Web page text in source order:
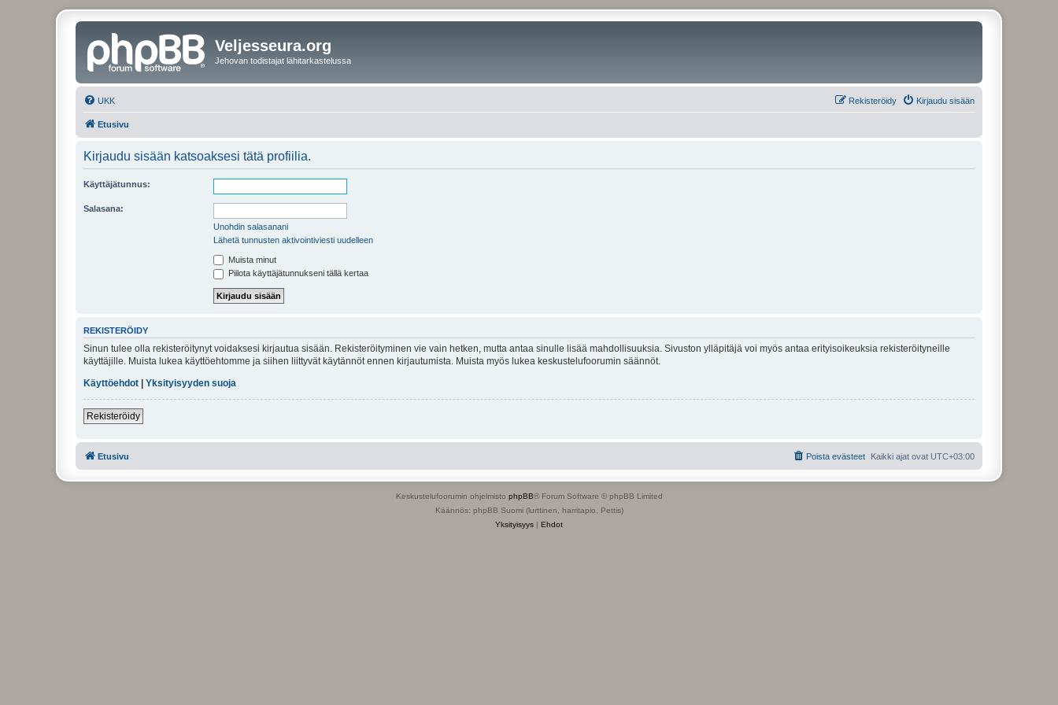
Veljesseura.org
Jehovan todistajat lähitarkastelussa
UKK Kirjaudu sisään
Rekisteröidy
Etusivu
Kirjaudu sisään katsoaksesi tätä profiilia.
Käyttäjätunnus:
Salasana:
Unohdin salasanani
Lähetä tunnusten aktivointiviesti uudelleen
Muista minut
Piilota käyttäjätunnukseni tällä kertaa
REKISTERÖIDY
Sinun tulee olla rekisteröitynyt voidaksesi kirjautua sisään. Rekisteröityminen vie vain hetken, mutta antaa sinulle lisää mahdollisuuksia. Sivuston ylläpitäjä voi myös antaa erityisoikeuksia rekisteröityneille
käyttäjille. Muista lukea käyttöehtomme ja siihen liittyvät käytännöt ennen kirjautumista. Muista myös lukea keskustelufoorumin säännöt.
Käyttöehdot
Yksityisyyden suoja
Rekisteröidy
Etusivu Kaikki ajat ovat UTC+03:00
Poista evästeet
Keskustelufoorumin ohjelmisto phpBB® Forum Software © phpBB Limited
Käännös: phpBB Suomi (lurttinen, harritapio, Pettis)
Yksityisyys | Ehdot